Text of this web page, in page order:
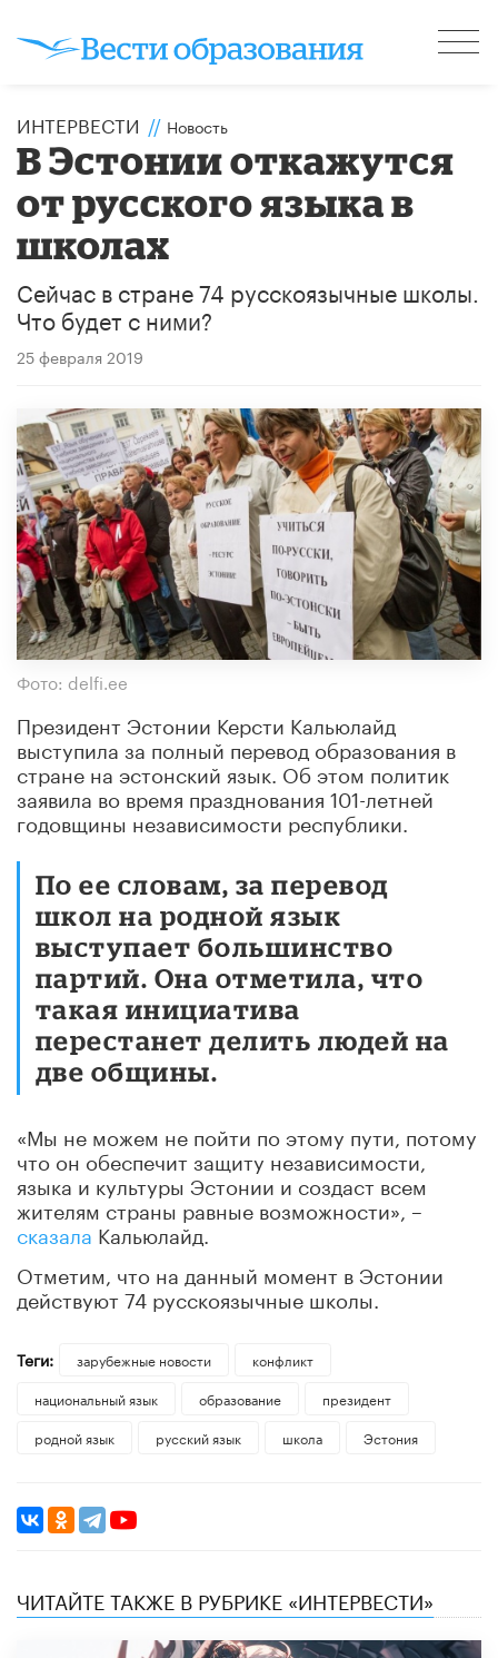
ИНТЕРВЕСТИ // Новость
В Эстонии откажутся
от русского языка в
школах
Сейчас в стране 74 русскоязычные школы.
Что будет с ними?
25 февраля 2019
Фото: delfi.ee
Президент Эстонии Керсти Кальюлайд
выступила за полный перевод образования в
стране на эстонский язык. Об этом политик
заявила во время празднования 101-летней
годовщины независимости республики.
По ее словам, за перевод
школ на родной язык
выступает большинство
партий. Она отметила, что
такая инициатива
перестанет делить людей на
две общины.
«Мы не можем не пойти по этому пути, потому
что он обеспечит защиту независимости,
языка и культуры Эстонии и создаст всем
жителям страны равные возможности», –
сказала Кальюлайд.
Отметим, что на данный момент в Эстонии
действуют 74 русскоязычные школы.
Теги: зарубежные новости
конфликт
национальный язык
образование
президент
родной язык
русский язык школа Эстония
ЧИТАЙТЕ ТАКЖЕ В РУБРИКЕ «ИНТЕРВЕСТИ»